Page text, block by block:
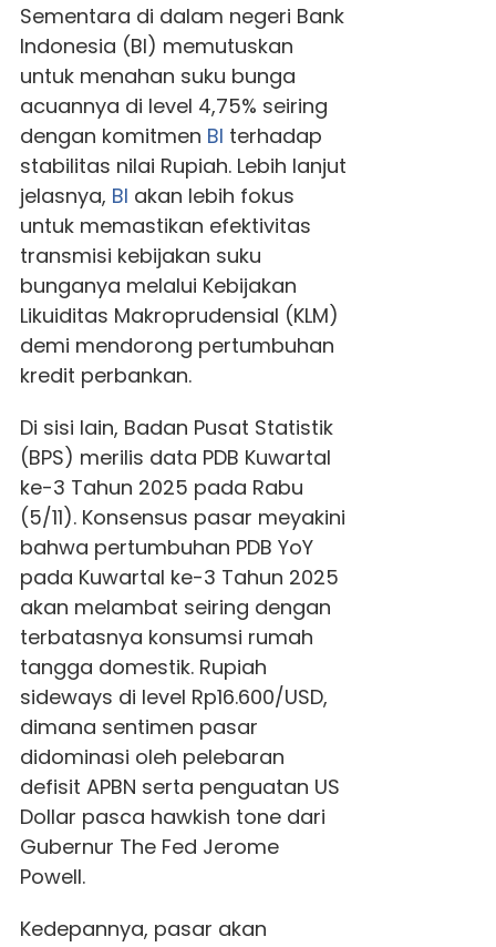
Sementara di dalam negeri Bank
Indonesia (BI) memutuskan
untuk menahan suku bunga
acuannya di level 4,75% seiring
dengan komitmen BI terhadap
stabilitas nilai Rupiah. Lebih lanjut
jelasnya, BI akan lebih fokus
untuk memastikan efektivitas
transmisi kebijakan suku
bunganya melalui Kebijakan
Likuiditas Makroprudensial (KLM)
demi mendorong pertumbuhan
kredit perbankan.
Di sisi lain, Badan Pusat Statistik
(BPS) merilis data PDB Kuwartal
ke-3 Tahun 2025 pada Rabu
(5/11). Konsensus pasar meyakini
bahwa pertumbuhan PDB YoY
pada Kuwartal ke-3 Tahun 2025
akan melambat seiring dengan
terbatasnya konsumsi rumah
tangga domestik. Rupiah
sideways di level Rp16.600/USD,
dimana sentimen pasar
didominasi oleh pelebaran
defisit APBN serta penguatan US
Dollar pasca hawkish tone dari
Gubernur The Fed Jerome
Powell.
Kedepannya, pasar akan